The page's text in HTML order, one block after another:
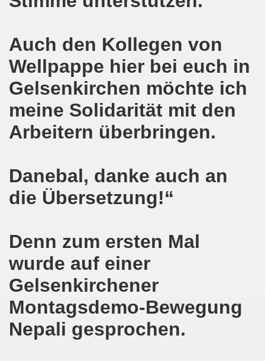
Auch den Kollegen von
Wellpappe hier bei euch in
Gelsenkirchen möchte ich
meine Solidarität mit den
Arbeitern überbringen.
Danebal, danke auch an
die Übersetzung!“
Denn zum ersten Mal
wurde auf einer
Gelsenkirchener
Montagsdemo-Bewegung
Nepali gesprochen.
protestiert - weg mit den Verschärfungen von
Bewegung feiert Erfolg der Solidarität mit der Familie
geplanten Verschärfungen bei Hartz IV müssen
diskutiert über den 01. Mai 2016 in Zeichen
unterstützt das Rebellische Musikfestival und
Bewegung mit interessanten Debatten
am 09.04.2016 in Kassel
aktiv werden - jede Woche live auf der
Montagsdemo-Bewegung unterstützt albanische
protestieren gegen die türkische
Januar 2016 mit vielen brennenden Themen